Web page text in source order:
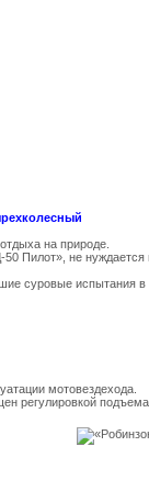
на природе.
Пилот», не нуждается
суровые испытания в
мотовездехода.
регулировкой